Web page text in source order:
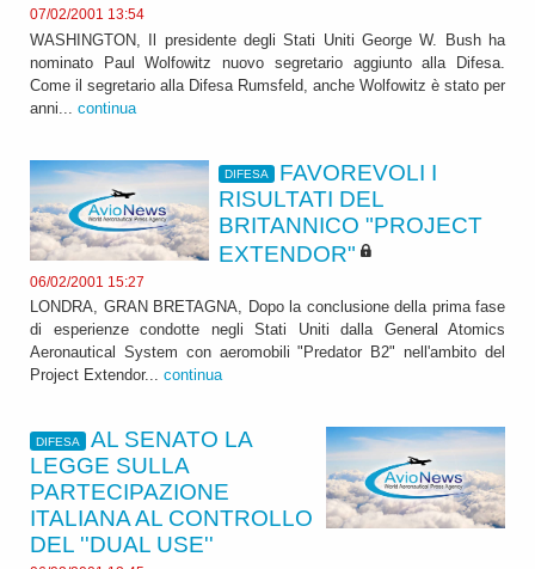
07/02/2001 13:54
WASHINGTON, Il presidente degli Stati Uniti George W. Bush ha
nominato Paul Wolfowitz nuovo segretario aggiunto alla Difesa.
Come il segretario alla Difesa Rumsfeld, anche Wolfowitz è stato per
anni... continua
DIFESA
FAVOREVOLI I
RISULTATI DEL
BRITANNICO "PROJECT
EXTENDOR"
06/02/2001 15:27
LONDRA, GRAN BRETAGNA, Dopo la conclusione della prima fase
di esperienze condotte negli Stati Uniti dalla General Atomics
Aeronautical System con aeromobili "Predator B2" nell'ambito del
Project Extendor... continua
DIFESA
AL SENATO LA
LEGGE SULLA
PARTECIPAZIONE
ITALIANA AL CONTROLLO
DEL ''DUAL USE''